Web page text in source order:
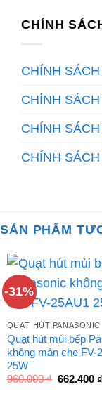
CHÍNH
CHÍNH
CHÍNH
CHÍNH
CHÍNH
SẢN PHẨM
-31%
QUẠT HÚT PANASONIC
Quạt hút mùi bếp
không màn che FV-
25W
960.000₫ Giá
662.400 ₫